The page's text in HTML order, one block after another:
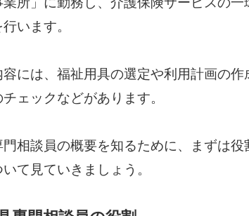
います。
には、福祉用具の選定や利用計画の作
ェックなどがあります。
相談員の概要を知るために、まずは役
て見ていきましょう。